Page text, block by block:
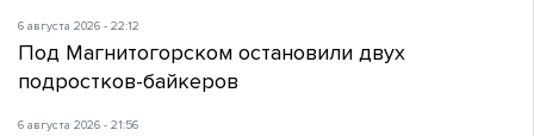
6 августа 2026 - 22:12
Под Магнитогорском остановили двух
подростков-байкеров
6 августа 2026 - 21:56